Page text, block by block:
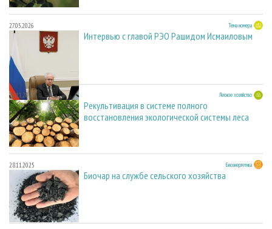
27.05.2026 Тема номера
Интервью с главой РЭО Рашидом Исмаиловым
28.11.2025 Лесное хозяйство
Рекультивация в системе полного
восстановления экологической системы леса
28.11.2025 Биоэнергетика
Биочар на службе сельского хозяйства